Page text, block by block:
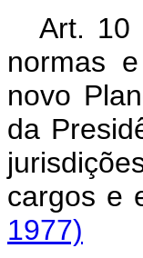
Art. 10
normas
novo
da
cargos
1977)